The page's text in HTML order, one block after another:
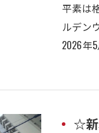
平素は
ルデン
2026年
☆新